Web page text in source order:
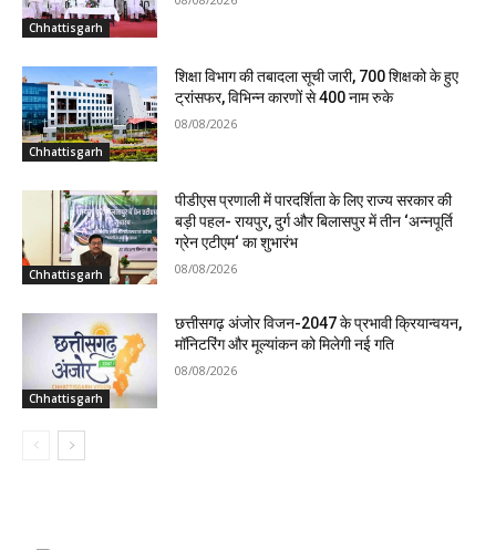
Chhattisgarh
Chhattisgarh
शिक्षा विभाग की तबादला सूची जारी, 700 शिक्षको के हुए
ट्रांसफर, विभिन्न कारणों से 400 नाम रुके
08/08/2026
Chhattisgarh
पीडीएस प्रणाली में पारदर्शिता के लिए राज्य सरकार की
बड़ी पहल- रायपुर, दुर्ग और बिलासपुर में तीन ‘अन्नपूर्ति
ग्रेन एटीएम‘ का शुभारंभ
08/08/2026
Chhattisgarh
छत्तीसगढ़ अंजोर विजन-2047 के प्रभावी क्रियान्वयन,
मॉनिटरिंग और मूल्यांकन को मिलेगी नई गति
08/08/2026